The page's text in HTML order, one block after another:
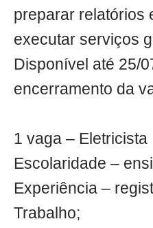
preparar relatórios
executar serviços
Disponível até 25/
encerramento da
1 vaga – Eletricista
Escolaridade –
Experiência –
Trabalho;